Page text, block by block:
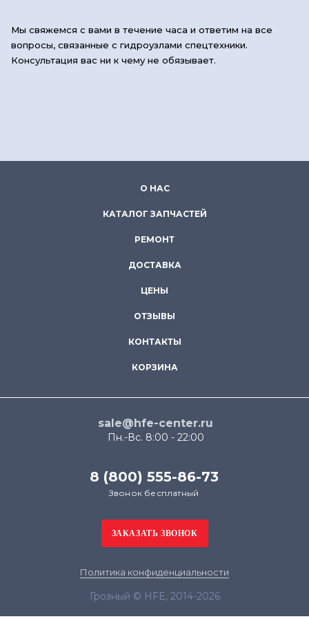
Мы свяжемся с вами в течение часа и ответим на все
вопросы, связанные с гидроузлами спецтехники.
Консультация вас ни к чему не обязывает.
О НАС
КАТАЛОГ ЗАПЧАСТЕЙ
РЕМОНТ
ДОСТАВКА
ЦЕНЫ
ОТЗЫВЫ
КОНТАКТЫ
КОРЗИНА
sale@hfe-center.ru
Пн.-Вс. 8:00 - 22:00
8 (800) 555-86-73
Звонок бесплатный
Политика конфиденциальности
Грозный © HFE, 2014-2026